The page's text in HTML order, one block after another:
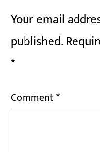
Your email
published.
*
Comment*